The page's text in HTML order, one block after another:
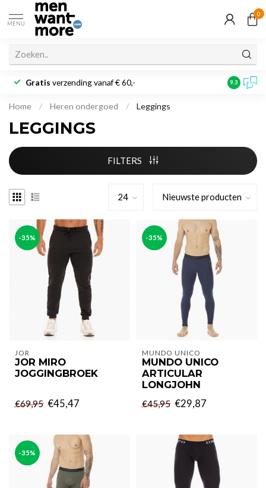
MENU
0
Gratis verzending vanaf € 60,- 9.3
Home / Heren ondergoed / Leggings
LEGGINGS
FILTERS
-35%
JOR
JOR MIRO
JOGGINGBROEK
€69,95 €45,47
-35%
MUNDO UNICO
MUNDO UNICO
ARTICULAR
LONGJOHN
€45,95 €29,87
-35%